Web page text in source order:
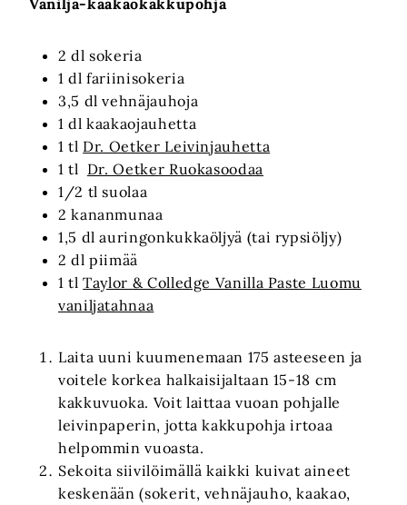
Vanilja-kaakaokakkupohja
2 dl sokeria
1 dl fariinisokeria
3,5 dl vehnäjauhoja
1 dl kaakaojauhetta
1 tl Dr. Oetker Leivinjauhetta
1 tl Dr. Oetker Ruokasoodaa
1/2 tl suolaa
2 kananmunaa
1,5 dl auringonkukkaöljyä (tai rypsiöljy)
2 dl piimää
1 tlTaylor & Colledge Vanilla Paste Luomu
vaniljatahnaa
Laita uuni kuumenemaan 175 asteeseen ja
voitele korkea halkaisijaltaan 15-18 cm
kakkuvuoka. Voit laittaa vuoan pohjalle
leivinpaperin, jotta kakkupohja irtoaa
helpommin vuoasta.
Sekoita siivilöimällä kaikki kuivat aineet
keskenään (sokerit, vehnäjauho, kaakao,